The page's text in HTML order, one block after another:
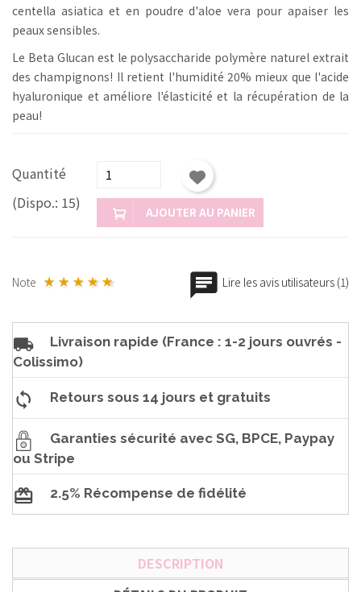
centella asiatica et en poudre d'aloe vera pour apaiser les
peaux sensibles.
Le Beta Glucan est le polysaccharide polymère naturel extrait
des champignons! Il retient l'humidité 20% mieux que l'acide
hyaluronique et améliore l'élasticité et la récupération de la
peau!
Quantité
(Dispo.: 15)
AJOUTER AU PANIER
Note Lire les avis utilisateurs (1)
Livraison rapide (France : 1-2 jours ouvrés -
Colissimo)
Retours sous 14 jours et gratuits
Garanties sécurité avec SG, BPCE, Paypay
ou Stripe
2.5% Récompense de fidélité
DESCRIPTION